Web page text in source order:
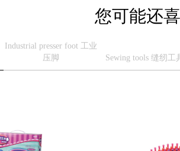
您可能还
Industrial presser foot 工业
压脚
Sewing tools 缝纫工